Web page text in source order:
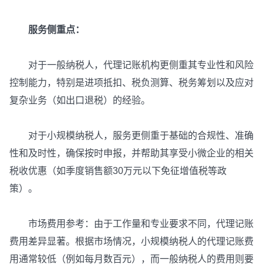
服务侧重点：
对于一般纳税人，代理记账机构更侧重其专业性和风险
控制能力，特别是进项抵扣、税负测算、税务筹划以及应对
复杂业务（如出口退税）的经验。
对于小规模纳税人，服务更侧重于基础的合规性、准确
性和及时性，确保按时申报，并帮助其享受小微企业的相关
税收优惠（如季度销售额30万元以下免征增值税等政
策）。
市场费用参考：由于工作量和专业要求不同，代理记账
费用差异显著。根据市场情况，小规模纳税人的代理记账费
用通常较低（例如每月数百元），而一般纳税人的费用则要